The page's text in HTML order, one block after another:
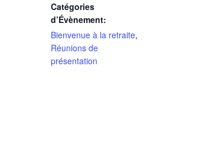
Catégories
d’Évènement:
Bienvenue à la retraite,
Réunions de
présentation